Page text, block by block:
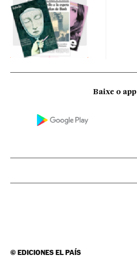
Baixe o app
©EDICIONES EL PAÍS